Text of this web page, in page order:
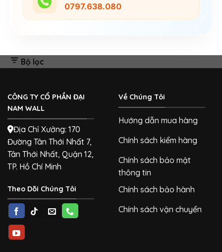
0797.638.080
Bộ lọc
CÔNG TY CỔ PHẦN ĐẠI
NAM WALL
Địa Chỉ Xưởng: 170
Đường Tân Thới Nhất 7,
Tân Thới Nhất, Quận 12,
TP. Hồ Chí Minh
Theo Dõi Chúng Tôi
Về Chúng Tôi
Hướng dẫn mua hàng
Chính sách kiểm hàng
Chính sách bảo mật
thông tin
Chính sách bảo hành
Chính sách vận chuyển